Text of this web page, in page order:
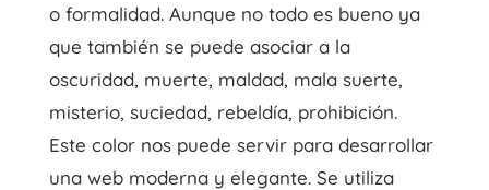
o formalidad. Aunque no todo es bueno ya
que también se puede asociar a la
oscuridad, muerte, maldad, mala suerte,
misterio, suciedad, rebeldía, prohibición.
Este color nos puede servir para desarrollar
una web moderna y elegante. Se utiliza